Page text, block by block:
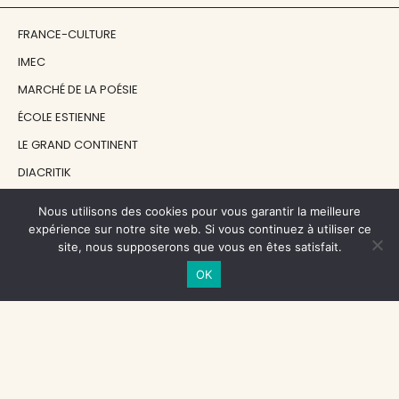
FRANCE-CULTURE
IMEC
MARCHÉ DE LA POÉSIE
ÉCOLE ESTIENNE
LE GRAND CONTINENT
DIACRITIK
NOS SOUTIENS
CENTRE NATIONAL DU LIVRE
Nous utilisons des cookies pour vous garantir la meilleure
expérience sur notre site web. Si vous continuez à utiliser ce
site, nous supposerons que vous en êtes satisfait.
OK